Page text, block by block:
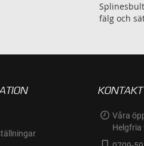
fälg och
KONTAKT
Våra
Helgfria